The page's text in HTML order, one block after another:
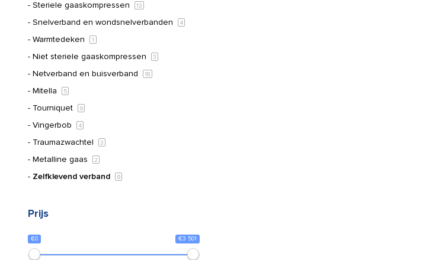
Steriele gaaskompressen 13
Snelverband en wondsnelverbanden 4
Warmtedeken 1
Niet steriele gaaskompressen 3
Netverband en buisverband 18
Mitella 5
Tourniquet 9
Vingerbob 4
Traumazwachtel 3
Metalline gaas 2
Zelfklevend verband 0
Prijs
€0 €3 501